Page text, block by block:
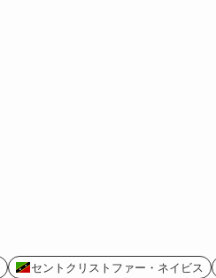
セントクリストファー・ネイビス